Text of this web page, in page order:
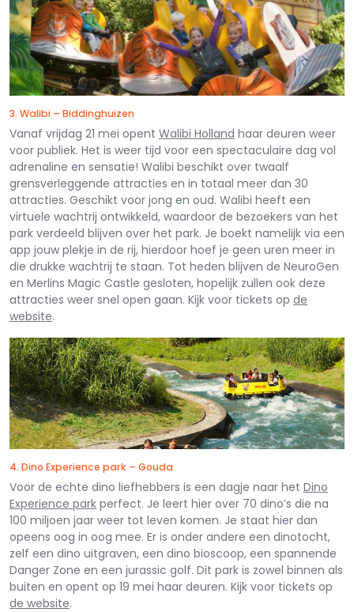
3. Walibi – Biddinghuizen
Vanaf vrijdag 21 mei opent Walibi Holland haar deuren weer
voor publiek. Het is weer tijd voor een spectaculaire dag vol
adrenaline en sensatie! Walibi beschikt over twaalf
grensverleggende attracties en in totaal meer dan 30
attracties. Geschikt voor jong en oud. Walibi heeft een
virtuele wachtrij ontwikkeld, waardoor de bezoekers van het
park verdeeld blijven over het park. Je boekt namelijk via een
app jouw plekje in de rij, hierdoor hoef je geen uren meer in
die drukke wachtrij te staan. Tot heden blijven de NeuroGen
en Merlins Magic Castle gesloten, hopelijk zullen ook deze
attracties weer snel open gaan. Kijk voor tickets op de
website.
4. Dino Experience park – Gouda
Voor de echte dino liefhebbers is een dagje naar het Dino
Experience park perfect. Je leert hier over 70 dino’s die na
100 miljoen jaar weer tot leven komen. Je staat hier dan
opeens oog in oog mee. Er is onder andere een dinotocht,
zelf een dino uitgraven, een dino bioscoop, een spannende
Danger Zone en een jurassic golf. Dit park is zowel binnen als
buiten en opent op 19 mei haar deuren. Kijk voor tickets op
de website.